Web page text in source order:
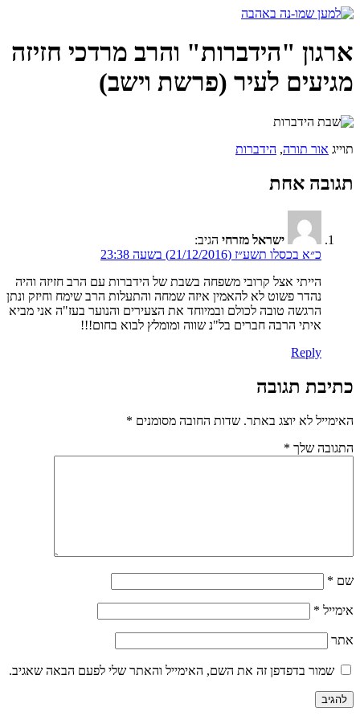
דלג
ארגון "הידברות" והרב מרדכי חזיזה
מגיעים לעיר (פרשת וישב)
תוייג אור תורה, הידברות
תגובה אחת
ישראל מזרחי הגיב:
כ״א בכסלו תשע״ז (21/12/2016) בשעה 23:38
הייתי אצל קרובי משפחה בשבת של הידברות עם הרב חזיזה והיה
נהדר פשוט לא להאמין איזה שמחה והתעלות הרב שימח וחיזק ונתן
הרגשה טובה לכולם ובמיוחד את הצעירים והנוער בעז"ה אני מביא
איתי הרבה חברים בל"נ שווה ומומלץ לבוא בחום!!!
Reply
כתיבת תגובה
האימייל לא יוצג באתר. שדות החובה מסומנים *
התגובה שלך *
שם *
אימייל *
אתר
שמור בדפדפן זה את השם, האימייל והאתר שלי לפעם הבאה שאגיב.